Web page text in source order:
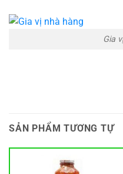
Gia
SẢN PHẨM TƯƠNG TỰ